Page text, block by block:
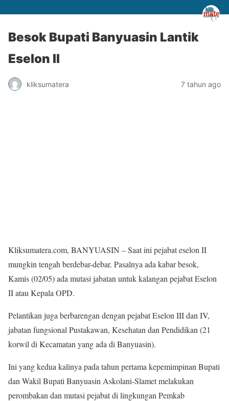
Besok Bupati Banyuasin Lantik
Eselon II
kliksumatera 7 tahun ago
Kliksumatera.com, BANYUASIN – Saat ini pejabat eselon II
mungkin tengah berdebar-debar. Pasalnya ada kabar besok,
Kamis (02/05) ada mutasi jabatan untuk kalangan pejabat Eselon
II atau Kepala OPD.
Pelantikan juga berbarengan dengan pejabat Eselon III dan IV,
jabatan fungsional Pustakawan, Kesehatan dan Pendidikan (21
korwil di Kecamatan yang ada di Banyuasin).
Ini yang kedua kalinya pada tahun pertama kepemimpinan Bupati
dan Wakil Bupati Banyuasin Askolani-Slamet melakukan
perombakan dan mutasi pejabat di lingkungan Pemkab